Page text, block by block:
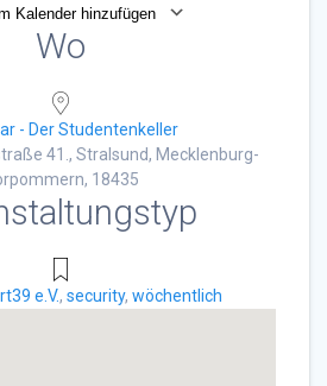
Kalender hinzufügen
Wo
- Der Studentenkeller
41., Stralsund, Mecklenburg-
18435
e.V., security, wöchentlich